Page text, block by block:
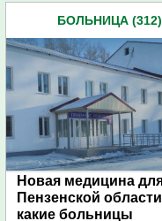
БОЛЬНИЦА (312)
Новая медицина
Пензенской
какие больницы